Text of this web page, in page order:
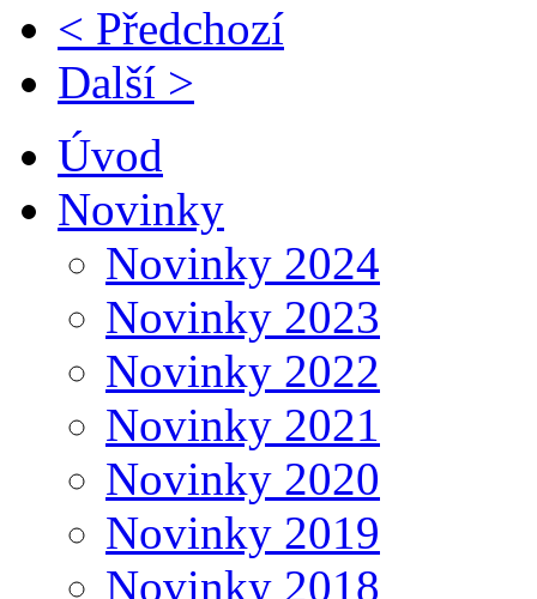
< Předchozí
Další >
Úvod
Novinky
Novinky 2024
Novinky 2023
Novinky 2022
Novinky 2021
Novinky 2020
Novinky 2019
Novinky 2018